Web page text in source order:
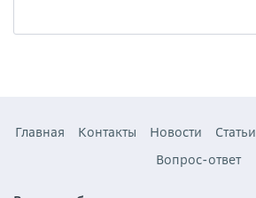
Главная Контакты Новости Статьи
Вопрос-ответ